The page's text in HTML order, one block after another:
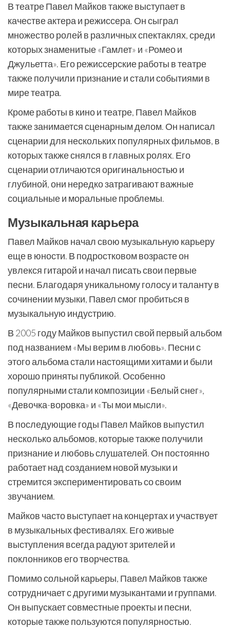
В театре Павел Майков также выступает в
качестве актера и режиссера. Он сыграл
множество ролей в различных спектаклях, среди
которых знаменитые «Гамлет» и «Ромео и
Джульетта». Его режиссерские работы в театре
также получили признание и стали событиями в
мире театра.
Кроме работы в кино и театре, Павел Майков
также занимается сценарным делом. Он написал
сценарии для нескольких популярных фильмов, в
которых также снялся в главных ролях. Его
сценарии отличаются оригинальностью и
глубиной, они нередко затрагивают важные
социальные и моральные проблемы.
Музыкальная карьера
Павел Майков начал свою музыкальную карьеру
еще в юности. В подростковом возрасте он
увлекся гитарой и начал писать свои первые
песни. Благодаря уникальному голосу и таланту в
сочинении музыки, Павел смог пробиться в
музыкальную индустрию.
В 2005 году Майков выпустил свой первый альбом
под названием «Мы верим в любовь». Песни с
этого альбома стали настоящими хитами и были
хорошо приняты публикой. Особенно
популярными стали композиции «Белый снег»,
«Девочка-воровка» и «Ты мои мысли».
В последующие годы Павел Майков выпустил
несколько альбомов, которые также получили
признание и любовь слушателей. Он постоянно
работает над созданием новой музыки и
стремится экспериментировать со своим
звучанием.
Майков часто выступает на концертах и участвует
в музыкальных фестивалях. Его живые
выступления всегда радуют зрителей и
поклонников его творчества.
Помимо сольной карьеры, Павел Майков также
сотрудничает с другими музыкантами и группами.
Он выпускает совместные проекты и песни,
которые также пользуются популярностью.